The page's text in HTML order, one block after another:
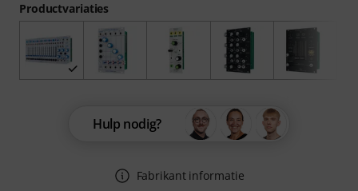
Productvariaties
Hulp nodig?
Fabrikant informatie